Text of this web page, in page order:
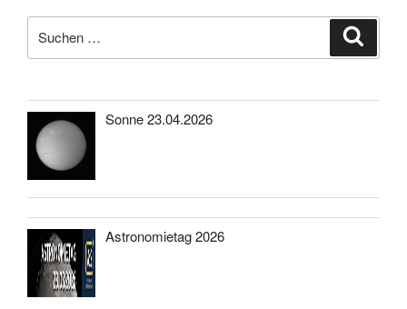
nach:
Sonne 23.04.2026
Astronomietag 2026